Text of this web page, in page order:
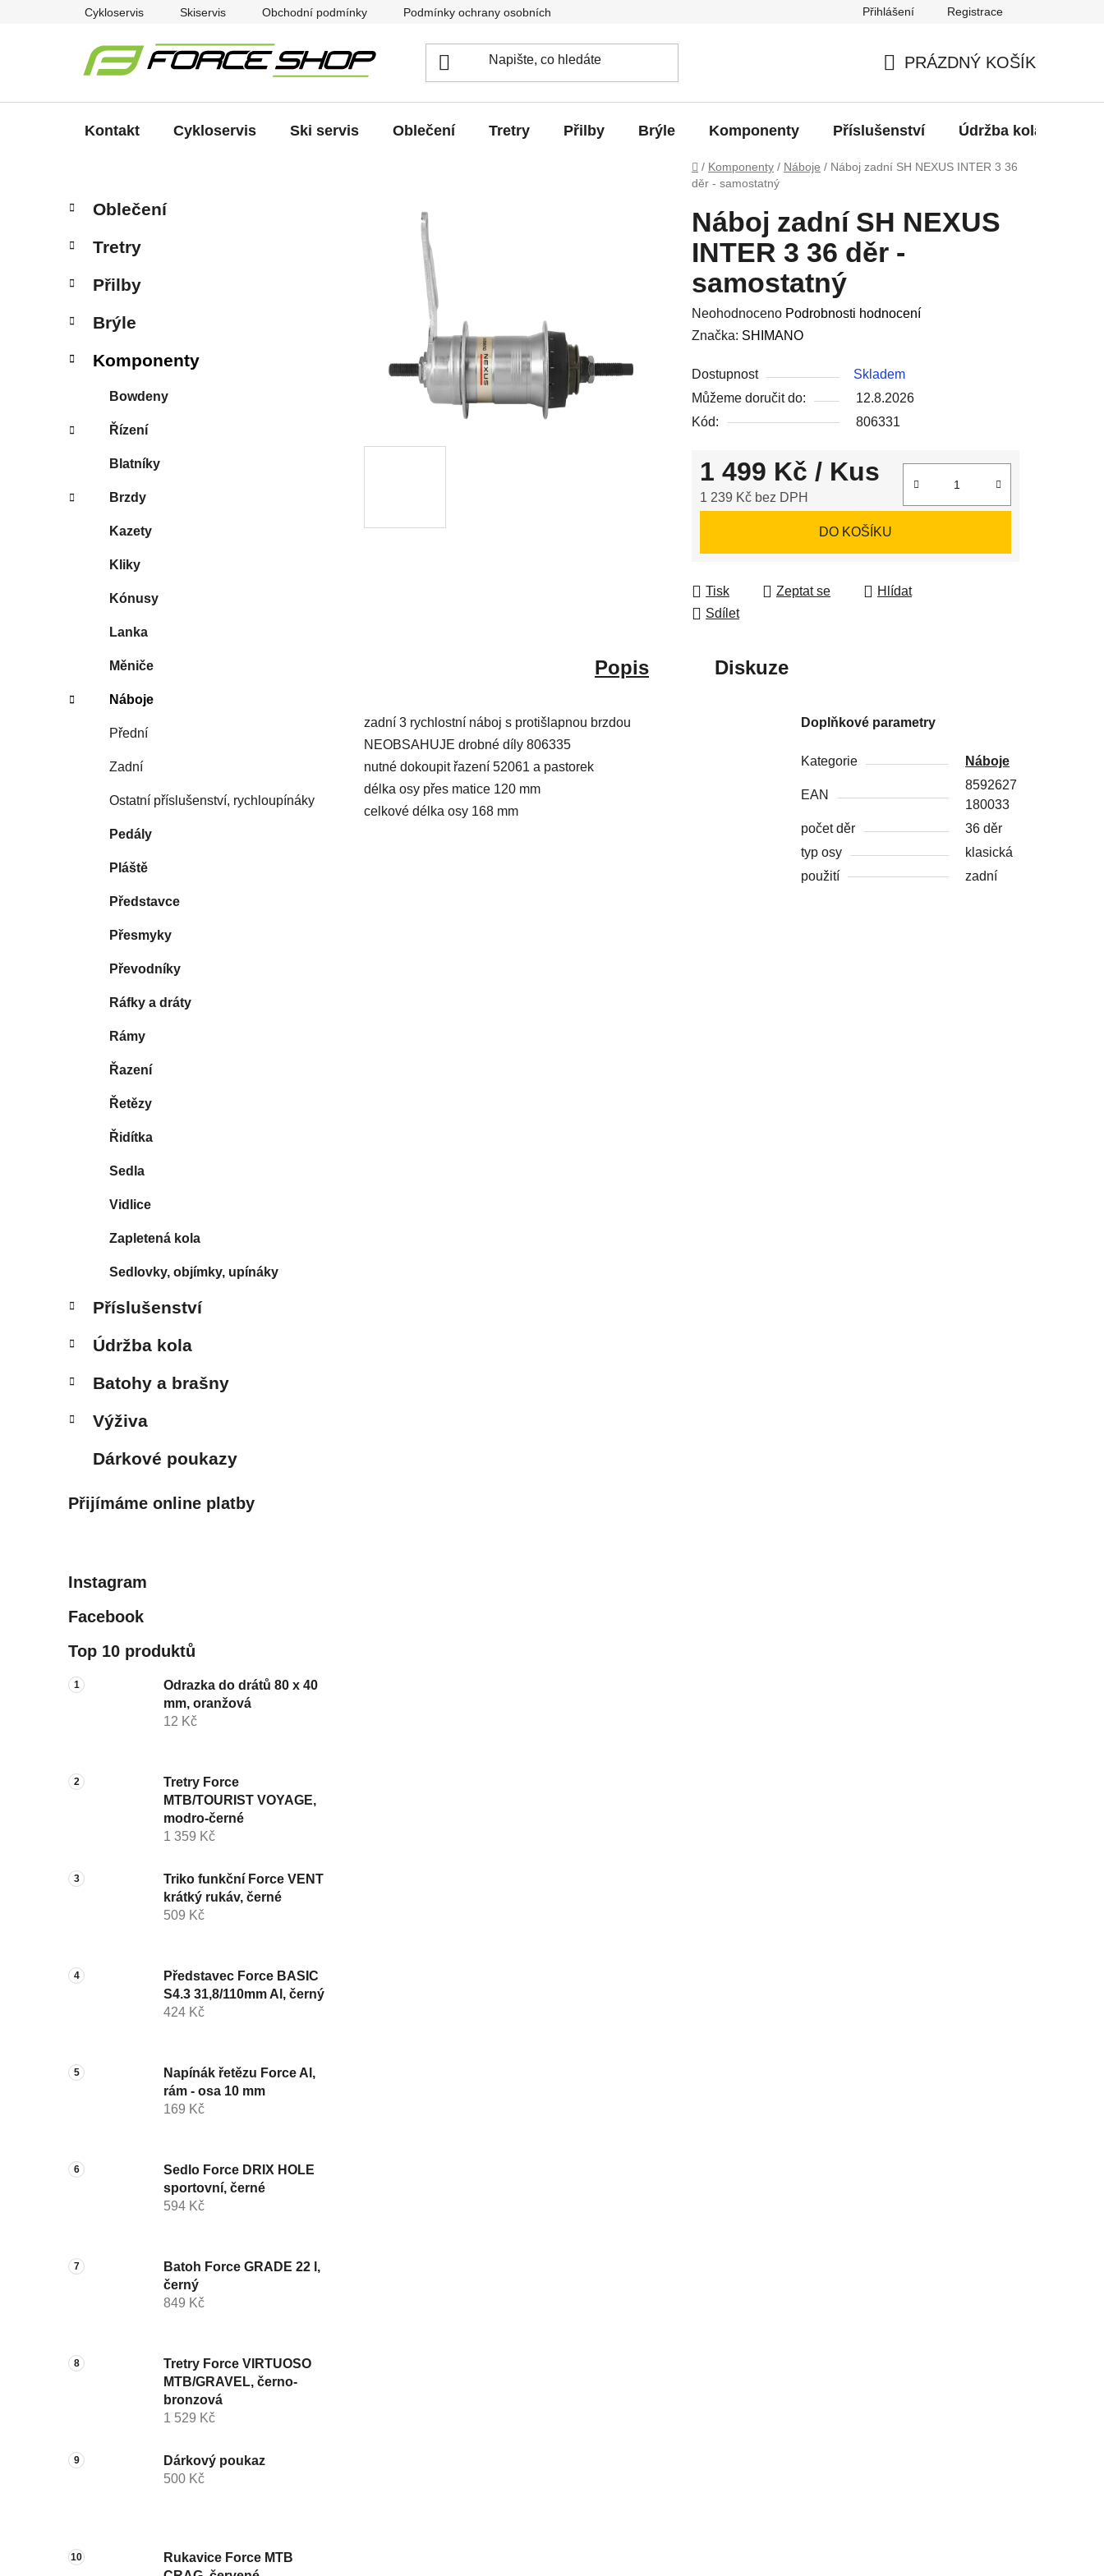
Cykloservis Skiservis Obchodní podmínky Podmínky ochrany osobních údajů Přihlášení Registrace
KOŠÍK
PRÁZDNÝ KOŠÍK
Kontakt Cykloservis Ski servis Oblečení Tretry Přilby Brýle Komponenty Příslušenství Údržba kola
Domů
/ Komponenty / Náboje / Náboj zadní SH NEXUS INTER 3 36
děr - samostatný
P
s
r
n
n
n
kategorie
a
e
o
i
Oblečení
Tretry
Přilby
Brýle
Komponenty
Bowdeny
Řízení
Blatníky
Brzdy
Kazety
Kliky
Kónusy
Lanka
Měniče
Náboje
Přední
Zadní
Ostatní příslušenství, rychloupínáky
Pedály
Pláště
Představce
Přesmyky
Převodníky
Ráfky a dráty
Rámy
Řazení
Řetězy
Řidítka
Sedla
Vidlice
Zapletená kola
Sedlovky, objímky, upínáky
Příslušenství
Údržba kola
Batohy a brašny
Výživa
Dárkové poukazy
Přijímáme online platby
Instagram
Facebook
Top 10 produktů
Odrazka do drátů 80 x 40
mm, oranžová
12 Kč
Tretry Force
MTB/TOURIST VOYAGE,
modro-černé
1 359 Kč
Triko funkční Force VENT
krátký rukáv, černé
509 Kč
Představec Force BASIC
S4.3 31,8/110mm Al, černý
424 Kč
Napínák řetězu Force Al,
rám - osa 10 mm
169 Kč
Sedlo Force DRIX HOLE
sportovní, černé
594 Kč
Batoh Force GRADE 22 l,
černý
849 Kč
Tretry Force VIRTUOSO
MTB/GRAVEL, černo-
bronzová
1 529 Kč
Dárkový poukaz
500 Kč
Rukavice Force MTB
Náboj zadní SH NEXUS
INTER 3 36 děr -
samostatný
Průměrné
hodnocení
je
0,0
z
hvězdiček.
Neohodnoceno Podrobnosti hodnocení
Značka: SHIMANO
Dostupnost
Skladem
Můžeme doručit do:
12.8.2026
Kód:
806331
1 499 Kč / Kus
1 239 Kč bez DPH
DO KOŠÍKU
Tisk Zeptat se
Hlídat
Sdílet
Popis Diskuze
zadní 3 rychlostní náboj s protišlapnou brzdou
NEOBSAHUJE drobné díly 806335
nutné dokoupit řazení 52061 a pastorek
délka osy přes matice 120 mm
celkové délka osy 168 mm
Doplňkové parametry
Kategorie Náboje
EAN
8592627
180033
počet děr
36 děr
typ osy
klasická
použití
zadní